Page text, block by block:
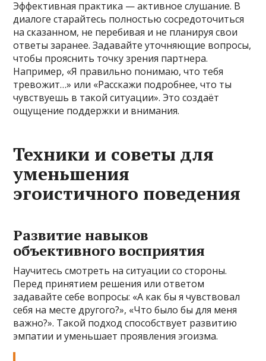
Эффективная практика — активное слушание. В
диалоге старайтесь полностью сосредоточиться
на сказанном, не перебивая и не планируя свои
ответы заранее. Задавайте уточняющие вопросы,
чтобы прояснить точку зрения партнера.
Например, «Я правильно понимаю, что тебя
тревожит…» или «Расскажи подробнее, что ты
чувствуешь в такой ситуации». Это создаёт
ощущение поддержки и внимания.
Техники и советы для
уменьшения
эгоистичного поведения
Развитие навыков
объективного восприятия
Научитесь смотреть на ситуации со стороны.
Перед принятием решения или ответом
задавайте себе вопросы: «А как бы я чувствовал
себя на месте другого?», «Что было бы для меня
важно?». Такой подход способствует развитию
эмпатии и уменьшает проявления эгоизма.